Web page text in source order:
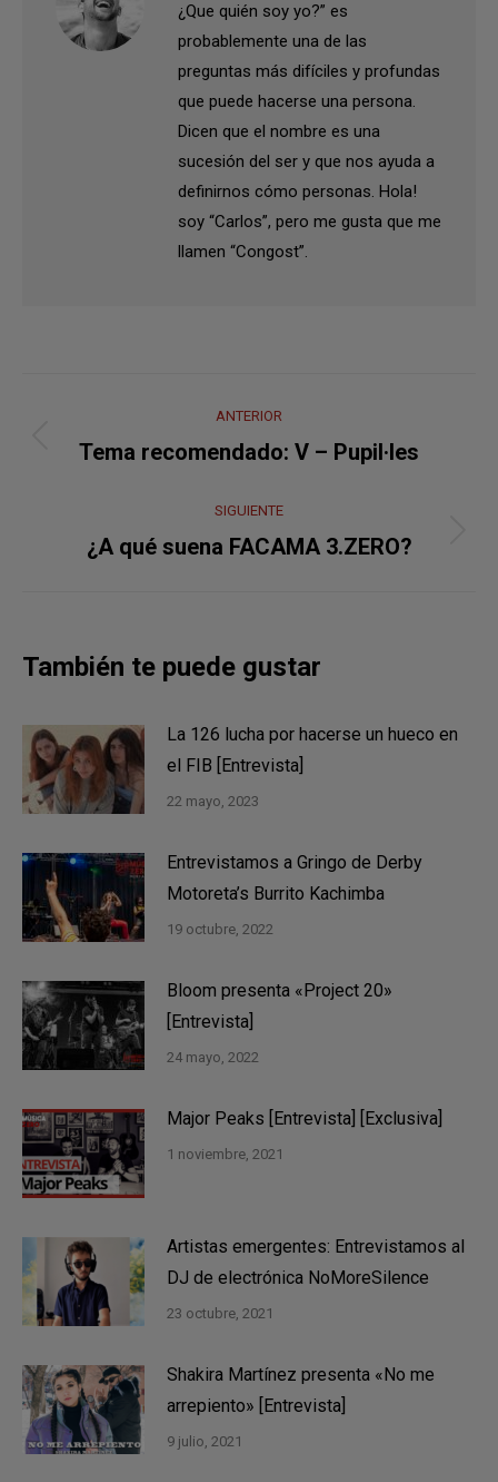
¿Que quién soy yo?” es
probablemente una de las
preguntas más difíciles y profundas
que puede hacerse una persona.
Dicen que el nombre es una
sucesión del ser y que nos ayuda a
definirnos cómo personas. Hola!
soy “Carlos”, pero me gusta que me
llamen “Congost”.
entre
publicaciones
ANTERIOR
Publicación
Tema recomendado: V – Pupil·les
SIGUIENTE
Publicación
¿A qué suena FACAMA 3.ZERO?
También te puede gustar
La 126 lucha por hacerse un hueco en
el FIB [Entrevista]
22 mayo, 2023
Entrevistamos a Gringo de Derby
Motoreta’s Burrito Kachimba
19 octubre, 2022
Bloom presenta «Project 20»
[Entrevista]
24 mayo, 2022
Major Peaks [Entrevista] [Exclusiva]
1 noviembre, 2021
Artistas emergentes: Entrevistamos al
DJ de electrónica NoMoreSilence
23 octubre, 2021
Shakira Martínez presenta «No me
arrepiento» [Entrevista]
9 julio, 2021